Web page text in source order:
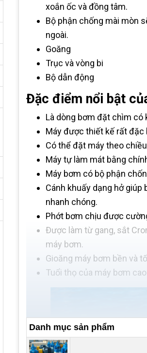
xoắn ốc và đồng tâm.
Bộ phận chống mài mòn
ngoài.
Goăng
Trục và vòng bi
Bộ dẫn động
Đặc điểm nổi bật
Là dòng bơm đặt chìm có
Máy được thiết kế rất đặc
Có thể đặt máy theo
Máy tự làm mát bằng
Máy bơm có bộ phận
Cánh khuấy dạng hở giúp
nhanh chóng.
Phớt bơm chịu được
Được làm từ gang, sắt
máy bơm.
Gioăng máy bơm bền và
Tuổi thọ của máy bơm cao
Danh mục sản phẩm